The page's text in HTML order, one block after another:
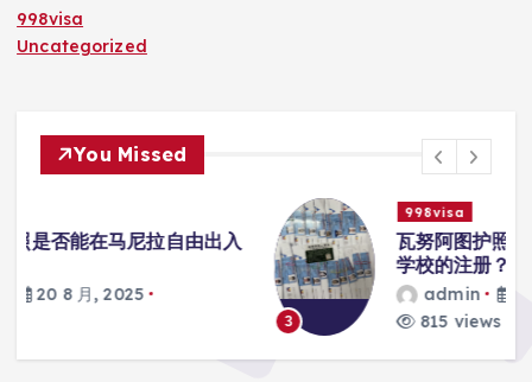
998visa
Uncategorized
You Missed
瓦努阿图护照是否能在马尼拉使用国际
学校的注册？
20 8 月, 2025